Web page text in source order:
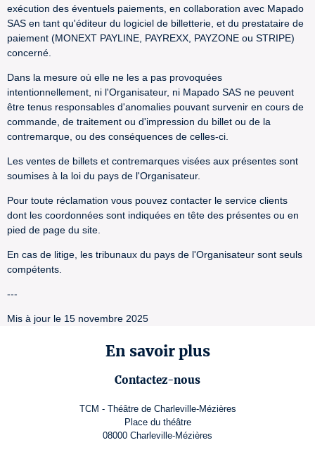
exécution des éventuels paiements, en collaboration avec Mapado
SAS en tant qu'éditeur du logiciel de billetterie, et du prestataire de
paiement (MONEXT PAYLINE, PAYREXX, PAYZONE ou STRIPE)
concerné.
Dans la mesure où elle ne les a pas provoquées
intentionnellement, ni l'Organisateur, ni Mapado SAS ne peuvent
être tenus responsables d'anomalies pouvant survenir en cours de
commande, de traitement ou d'impression du billet ou de la
contremarque, ou des conséquences de celles-ci.
Les ventes de billets et contremarques visées aux présentes sont
soumises à la loi du pays de l'Organisateur.
Pour toute réclamation vous pouvez contacter le service clients
dont les coordonnées sont indiquées en tête des présentes ou en
pied de page du site.
En cas de litige, les tribunaux du pays de l'Organisateur sont seuls
compétents.
---
Mis à jour le 15 novembre 2025
En savoir plus
Contactez-nous
TCM - Théâtre de Charleville-Mézières
Place du théâtre
08000 Charleville-Mézières